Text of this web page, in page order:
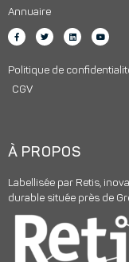
Annuaire
Politique de
CGV
À PROPOS
Labellisée par Retis,
durable située près de